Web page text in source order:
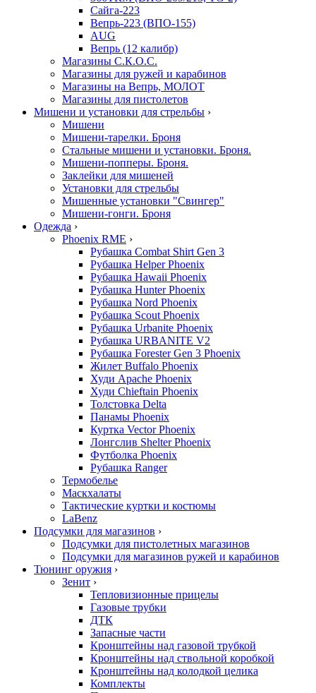
Сайга-223
Вепрь-223 (ВПО-155)
AUG
Вепрь (12 калибр)
Магазины С.К.О.С.
Магазины для ружей и карабинов
Магазины на Вепрь, МОЛОТ
Магазины для пистолетов
Мишени и установки для стрельбы ›
Мишени
Мишени-тарелки. Броня
Стальные мишени и установки. Броня.
Мишени-попперы. Броня.
Заклейки для мишеней
Установки для стрельбы
Мишенные установки "Свингер"
Мишени-гонги. Броня
Одежда ›
Phoenix RME ›
Рубашка Combat Shirt Gen 3
Рубашка Helper Phoenix
Рубашка Hawaii Phoenix
Рубашка Hunter Phoenix
Рубашка Nord Phoenix
Рубашка Scout Phoenix
Рубашка Urbanite Phoenix
Рубашка URBANITE V2
Рубашка Forester Gen 3 Phoenix
Жилет Buffalo Phoenix
Худи Apache Phoenix
Худи Chieftain Phoenix
Толстовка Delta
Панамы Phoenix
Куртка Vector Phoenix
Лонгслив Shelter Phoenix
Футболка Phoenix
Рубашка Ranger
Термобелье
Маскхалаты
Тактические куртки и костюмы
LaBenz
Подсумки для магазинов ›
Подсумки для пистолетных магазинов
Подсумки для магазинов ружей и карабинов
Тюнинг оружия ›
Зенит ›
Тепловизионные прицелы
Газовые трубки
ДТК
Запасные части
Кронштейны над газовой трубкой
Кронштейны над ствольной коробкой
Кронштейны над колодкой целика
Комплекты